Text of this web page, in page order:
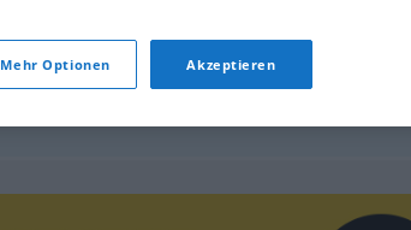
Mehr Optionen Akzeptieren